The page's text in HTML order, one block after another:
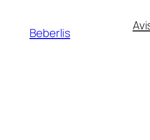
Beberlis